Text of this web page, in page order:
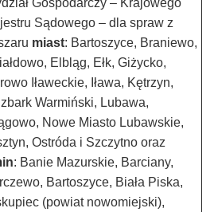
Gospodarczy – Krajowego
Sądowego – dla spraw z
miast: Bartoszyce, Braniewo,
Elbląg, Ełk, Giżycko,
Iławeckie, Iława, Kętrzyn,
Warmiński, Lubawa,
Nowe Miasto Lubawskie,
Ostróda i Szczytno oraz
: Banie Mazurskie, Barciany,
Bartoszyce, Biała Piska,
(powiat nowomiejski),